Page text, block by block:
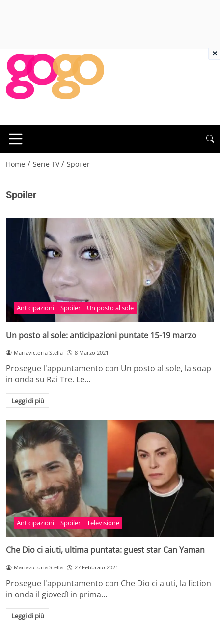
Home / Serie TV / Spoiler
Spoiler
Anticipazioni Spoiler Un posto al sole
Un posto al sole: anticipazioni puntate 15-19 marzo
Mariavictoria Stella 8 Marzo 2021
Prosegue l'appuntamento con Un posto al sole, la soap
in onda su Rai Tre. Le…
Leggi di più
Anticipazioni Spoiler Televisione
Che Dio ci aiuti, ultima puntata: guest star Can Yaman
Mariavictoria Stella 27 Febbraio 2021
Prosegue l'appuntamento con Che Dio ci aiuti, la fiction
in onda il giovedì in prima…
Leggi di più
×